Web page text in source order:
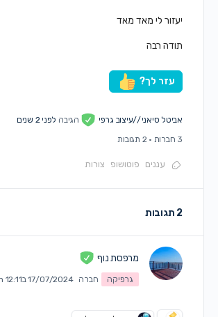
יעזור לי מאד מאד
תודה רבה
עזר לך?
אביטל סיאני //עיצוב גרפי הגיבה לפני 2 שנים
3 חברות
· 2 תגובות
עננים פוטושופ צורות
2 תגובות
מרפסת נוף
גרפיקה חברה 17/07/2024 ב12:11 am